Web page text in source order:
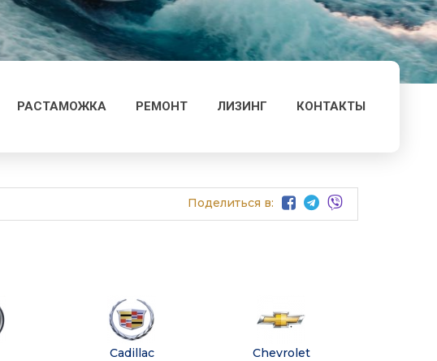
РАСТАМОЖКА РЕМОНТ ЛИЗИНГ КОНТАКТЫ
Поделиться в:
Cadillac Chevrolet